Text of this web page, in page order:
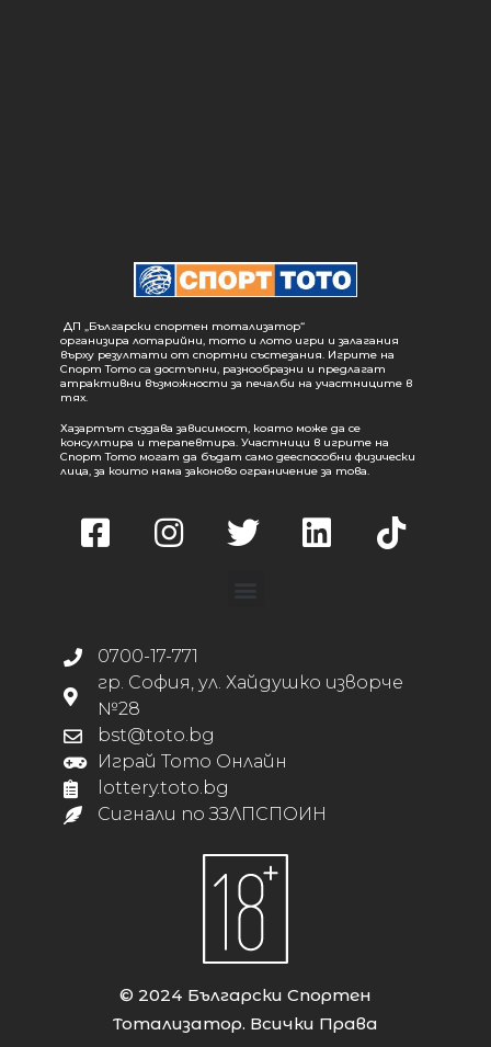
ДП „Български спортен тотализатор“
организира лотарийни, тото и лото игри и залагания
върху резултати от спортни състезания. Игрите на
Спорт Тото са достъпни, разнообразни и предлагат
атрактивни възможности за печалби на участниците в
тях.
Хазартът създава зависимост, която може да се
консултира и терапевтира. Участници в игрите на
Спорт Тото могат да бъдат само дееспособни физически
лица, за които няма законово ограничение за това.
0700-17-771
гр. София, ул. Хайдушко изворче
№28
bst@toto.bg
Играй Тото Онлайн
lottery.toto.bg
Сигнали по ЗЗЛПСПОИН
© 2024 Български Спортен
Тотализатор. Всички Права